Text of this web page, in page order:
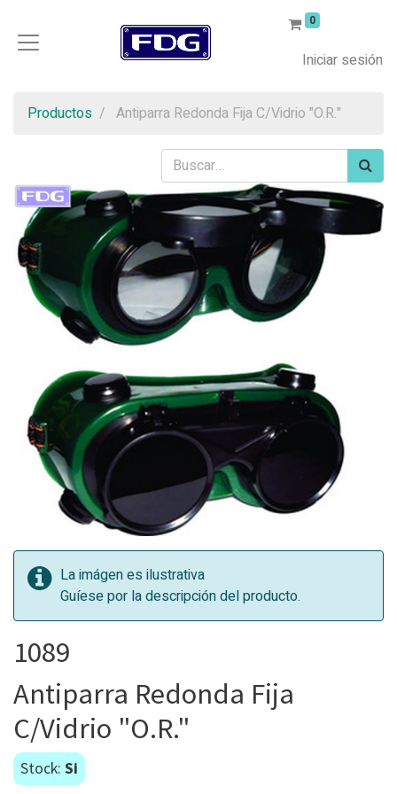
0
Iniciar sesión
Productos Antiparra Redonda Fija C/Vidrio "O.R."
La imágen es ilustrativa
Guíese por la descripción del producto.
1089
Antiparra Redonda Fija
C/Vidrio "O.R."
Stock: Si